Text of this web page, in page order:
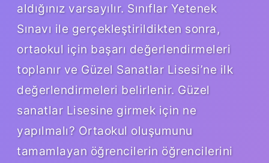
aldığınız varsayılır. Sınıflar Yetenek
Sınavı ile gerçekleştirildikten sonra,
ortaokul için başarı değerlendirmeleri
toplanır ve Güzel Sanatlar Lisesi’ne ilk
değerlendirmeleri belirlenir. Güzel
sanatlar Lisesine girmek için ne
yapılmalı? Ortaokul oluşumunu
tamamlayan öğrencilerin öğrencilerini